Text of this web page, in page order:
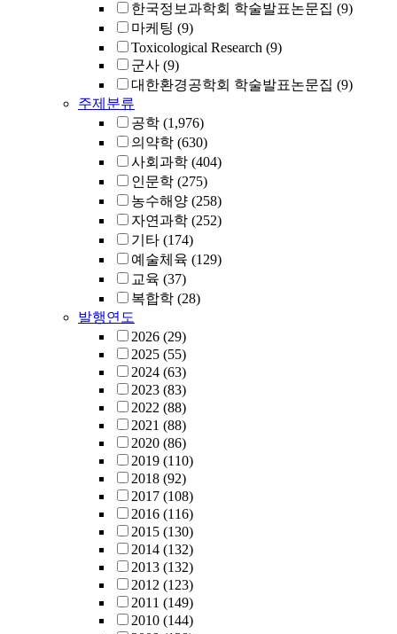
한국정보과학회 학술발표논문집 (9)
마케팅 (9)
Toxicological Research (9)
군사 (9)
대한환경공학회 학술발표논문집 (9)
주제분류
공학 (1,976)
의약학 (630)
사회과학 (404)
인문학 (275)
농수해양 (258)
자연과학 (252)
기타 (174)
예술체육 (129)
교육 (37)
복합학 (28)
발행연도
2026 (29)
2025 (55)
2024 (63)
2023 (83)
2022 (88)
2021 (88)
2020 (86)
2019 (110)
2018 (92)
2017 (108)
2016 (116)
2015 (130)
2014 (132)
2013 (132)
2012 (123)
2011 (149)
2010 (144)